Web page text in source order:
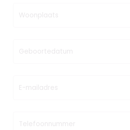
Woonplaats
Geboortedatum
E-mailadres
Telefoonnummer